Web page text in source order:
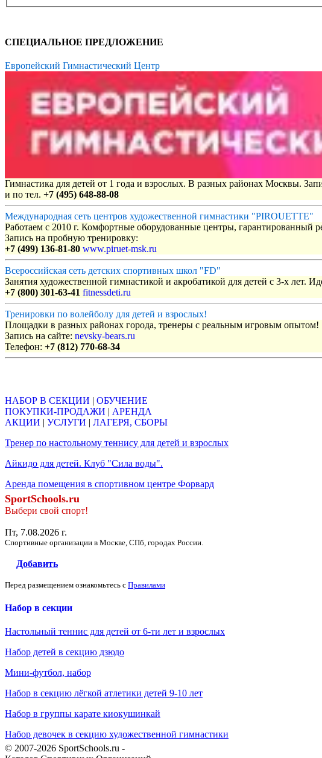
СПЕЦИАЛЬНОЕ ПРЕДЛОЖЕНИЕ
Европейский Гимнастический Центр
Гимнастика для детей от 1 года и взрослых. В разных районах Москвы.
и по тел. +7 (495) 648-88-08
Международная сеть центров художественной гимнастики "PIROUETTE"
Работаем с 2010 г. Комфортные оборудованные центры, гарантированный
Запись на пробную тренировку:
+7 (499) 136-81-80 www.piruet-msk.ru
Всероссийская сеть детских спортивных школ "FD"
Занятия художественной гимнастикой и акробатикой для детей с 3-х лет.
+7 (800) 301-63-41 fitnessdeti.ru
Тренировки по волейболу для детей и взрослых!
Площадки в разных районах города, тренеры с реальным игровым опытом!
Запись на сайте: nevsky-bears.ru
Телефон: +7 (812) 770-68-34
НАБОР В СЕКЦИИ | ОБУЧЕНИЕ
ПОКУПКИ-ПРОДАЖИ | АРЕНДА
АКЦИИ | УСЛУГИ | ЛАГЕРЯ, СБОРЫ
Тренер по настольному теннису для детей и взрослых
Айкидо для детей. Клуб "Сила воды".
Аренда помещения в спортивном центре Форвард
SportSchools.ru
Выбери свой спорт!
Пт, 7.08.2026 г.
Спортивные организации в Москве, СПб, городах России.
Добавить
Перед размещением ознакомьтесь с Правилами
Набор в секции
Настольный теннис для детей от 6-ти лет и взрослых
Набор детей в секцию дзюдо
Мини-футбол, набор
Набор в секцию лёгкой атлетики детей 9-10 лет
Набор в группы карате киокушинкай
Набор девочек в секцию художественной гимнастики
© 2007-2026 SportSchools.ru -